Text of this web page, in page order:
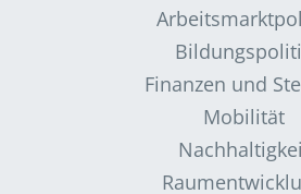
Finanzen und
Mobilität